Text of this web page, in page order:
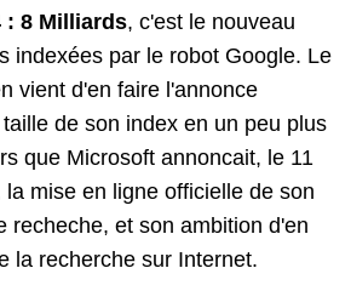
: 8 Milliards, c'est le nouveau
indexées par le robot Google. Le
vient d'en faire l'annonce
de son index en un peu plus
que Microsoft annoncait, le 11
mise en ligne officielle de son
recheche, et son ambition d'en
la recherche sur Internet.